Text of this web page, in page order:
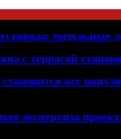
города: модульные
с террасой
все
экспертиза